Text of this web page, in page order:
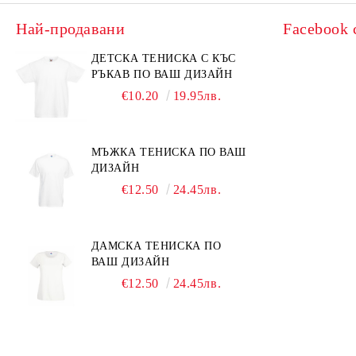
Най-продавани
ДЕТСКА ТЕНИСКА С КЪС
РЪКАВ ПО ВАШ ДИЗАЙН
€10.20 19.95лв.
МЪЖКА ТЕНИСКА ПО ВАШ
ДИЗАЙН
€12.50 24.45лв.
ДАМСКА ТЕНИСКА ПО
ВАШ ДИЗАЙН
€12.50 24.45лв.
Facebook